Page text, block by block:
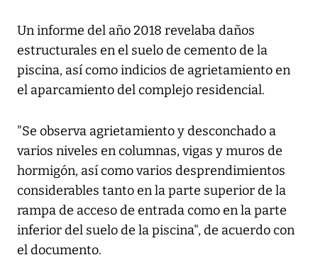
Un informe del año 2018 revelaba daños
estructurales en el suelo de cemento de la
piscina, así como indicios de agrietamiento en
el aparcamiento del complejo residencial.
"Se observa agrietamiento y desconchado a
varios niveles en columnas, vigas y muros de
hormigón, así como varios desprendimientos
considerables tanto en la parte superior de la
rampa de acceso de entrada como en la parte
inferior del suelo de la piscina", de acuerdo con
el documento.